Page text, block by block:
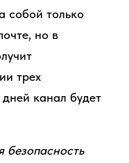
собой только
но в
трех
канал будет
безопасность